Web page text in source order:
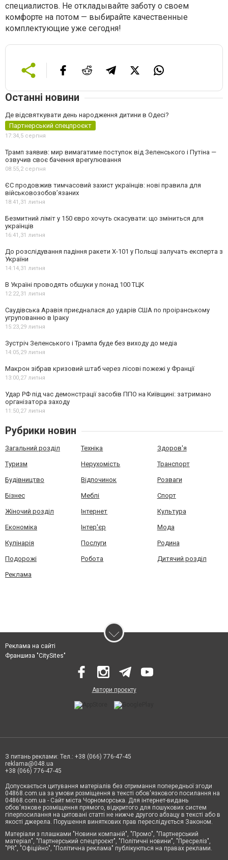
специалистов. Не откладывайте заботу о своем
комфорте на потом — выбирайте качественные
комплектующие уже сегодня!
Останні новини
Де відсвяткувати день народження дитини в Одесі?
Партнерський спецпроєкт
17:34,5 серпня
Трамп заявив: мир вимагатиме поступок від Зеленського і Путіна —
озвучив своє бачення врегулювання
08:55,2 серпня
ЄС продовжив тимчасовий захист українців: нові правила для
військовозобов’язаних
18:41,31 липня
Безмитний ліміт у 150 євро хочуть скасувати: що зміниться для
українців
16:41,31 липня
До розслідування падіння ракети Х-101 у Польщі залучать експерта з
України
14:14,31 липня
В Україні проводять обшуки у понад 100 ТЦК
12:22,31 липня
Саудівська Аравія приєдналася до ударів США по проіранському
угрупованню в Іраку
15:23,29 липня
Зустріч Зеленського і Трампа буде без виходу до медіа
14:05,29 липня
Макрон зібрав кризовий штаб через лісові пожежі у Франції
13:00,27 липня
Удар РФ під час демонстрації засобів ППО на Київщині: затримано
організатора заходу
11:50,27 липня
Рубрики новин
Загальний розділ Техніка Здоров'я
Туризм Нерухомість Транспорт
Будівництво Відпочинок Розваги
Бізнес Меблі Спорт
Жіночий розділ Інтернет Культура
Економіка Інтер'єр Мода
Кулінарія Послуги Родина
Подорожі Робота Дитячий розділ
Реклама
Реклама на сайті
Франшиза "CitySites"
Автори проєкту
З питань реклами: Тел.: +38 (066) 776-47-45
reklama@048.ua
+38 (066) 776-47-45
Допускається цитування матеріалів без отримання попередньої згоди
04868.com.ua за умови розміщення в тексті обов'язкового посилання на
04868.com.ua - Сайт міста Чорноморська. Для інтернет-видань
обов'язкове розміщення прямого, відкритого для пошукових систем
гіперпосилання на цитовані статті не нижче другого абзацу в тексті або в
якості джерела. Порушення виняткових прав переслідується Законом.
Матеріали з плашками "Новини компаній", "Промо", "Партнерський
матеріал", "Партнерський спецпроєкт", "Політичні новини", "Пресреліз",
"PR", "Офіційно", "Політична реклама" публікуються на правах реклами.